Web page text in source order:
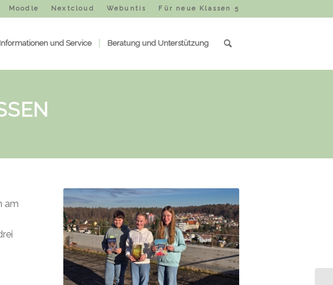
Moodle Nextcloud Webuntis Für neue Klassen 5
Informationen und Service Beratung und Unterstützung
am